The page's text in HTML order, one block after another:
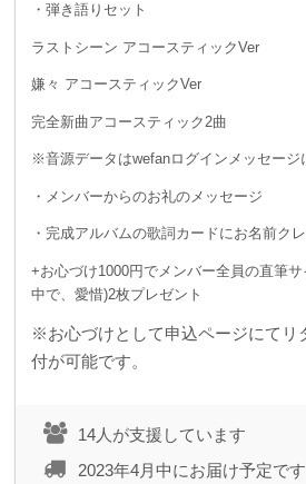
・弾き語りセット
ラストシーン アコースティックVer
嫌々 アコースティックVer
完全新曲アコースティック2曲
※音源データはwefanログインメッセージ
・メンバーからのお礼のメッセージ
・完成アルバムの歌詞カードにお名前ク
+お心づけ1000円でメンバー全員の直筆
中で、愛惜)2枚プレゼント
※お心づけとして申込ページにてリ
付が可能です。
14人が支援しています
2023年4月中にお届け予定です